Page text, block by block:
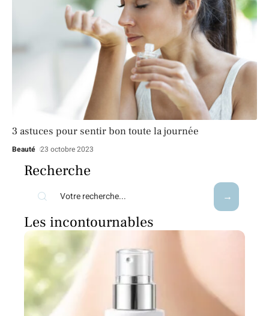
3 astuces pour sentir bon toute la journée
Beauté 23 octobre 2023
Recherche
Les incontournables